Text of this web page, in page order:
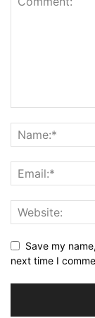
Save my
next time I